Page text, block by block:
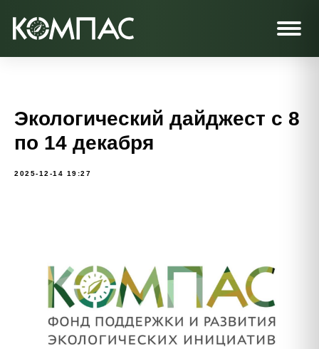
Экологический дайджест с 8
по 14 декабря
2025-12-14 19:27